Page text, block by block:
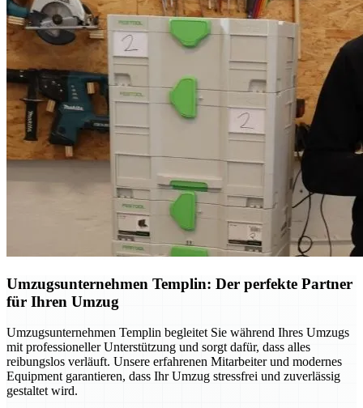
Umzugsunternehmen Templin: Der perfekte Partner
für Ihren Umzug
Umzugsunternehmen Templin begleitet Sie während Ihres Umzugs
mit professioneller Unterstützung und sorgt dafür, dass alles
reibungslos verläuft. Unsere erfahrenen Mitarbeiter und modernes
Equipment garantieren, dass Ihr Umzug stressfrei und zuverlässig
gestaltet wird.